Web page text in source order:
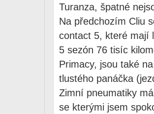
Turanza, špatné
Na předchozím Cliu
contact 5, které mají
5 sezón 76 tisíc
Primacy, jsou také
tlustého panáčka
Zimní pneumatiky
se kterými jsem